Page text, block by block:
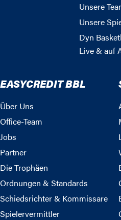
Unsere
Unsere
Dyn
Live & auf
EASYCREDIT BBL
Über Uns
Office-Team
Jobs
Partner
Die Trophäen
Ordnungen & Standards
Schiedsrichter & Kommissare
Spielervermittler